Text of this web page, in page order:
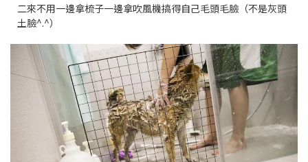
二來不用一邊拿梳子一邊拿吹風機搞得自己毛頭毛臉（不是灰頭
土臉^.^）